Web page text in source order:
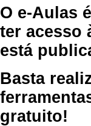
O e-Aulas
ter acesso
está
Basta
gratuito!